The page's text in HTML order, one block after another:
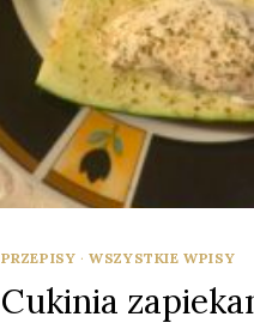
PRZEPISY ·WSZYSTKIE WPISY
Cukinia